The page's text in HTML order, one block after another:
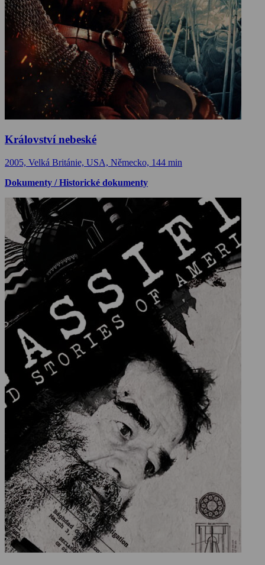
Království nebeské
2005, Velká Británie, USA, Německo, 144 min
Dokumenty / Historické dokumenty